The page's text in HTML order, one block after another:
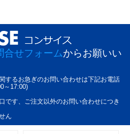
合せフォームからお願いい
するお急ぎのお問い合わせは下記お電話
～17:00)
です、ご注文以外のお問い合わせにつき
ん